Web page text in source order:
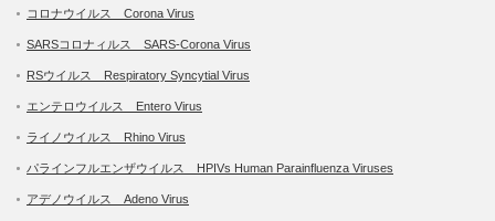
コロナウイルス Corona Virus
SARSコロナィルス SARS-Corona Virus
RSウイルス Respiratory Syncytial Virus
エンテロウイルス Entero Virus
ライノウイルス Rhino Virus
パラインフルエンザウイルス HPIVs Human Parainfluenza Viruses
アデノウイルス Adeno Virus